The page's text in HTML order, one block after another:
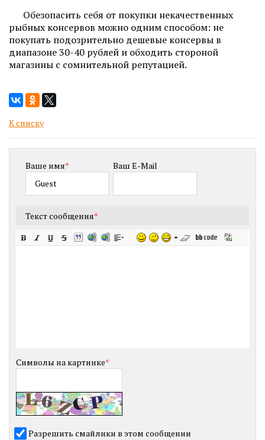
Обезопасить себя от покупки некачественных
рыбных консервов можно одним способом: не
покупать подозрительно дешевые консервы в
диапазоне 30-40 рублей и обходить стороной
магазины с сомнительной репутацией.
К списку
Ваше имя* Ваш E-Mail
Текст сообщения*
Символы на картинке*
Разрешить смайлики в этом сообщении